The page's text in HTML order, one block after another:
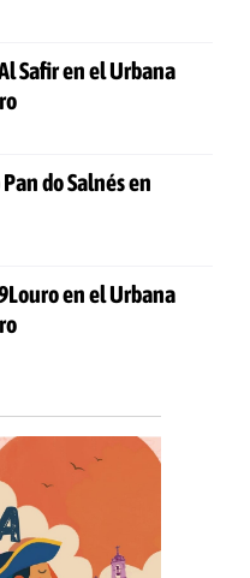
Safir en el Urbana
do Salnés en
en el Urbana